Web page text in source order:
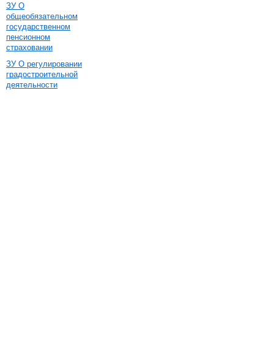
ЗУ О
общеобязательном
государственном
пенсионном
страховании
ЗУ О регулировании
градостроительной
деятельности